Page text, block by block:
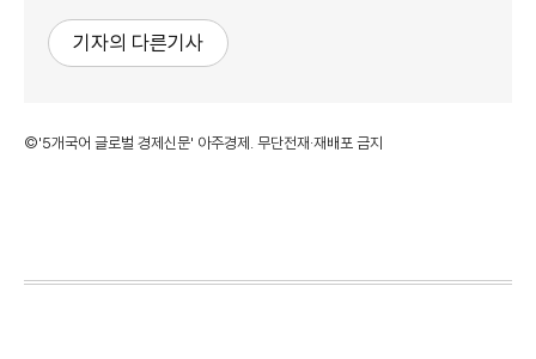
기자의 다른기사
©'5개국어 글로벌 경제신문' 아주경제. 무단전재·재배포 금지